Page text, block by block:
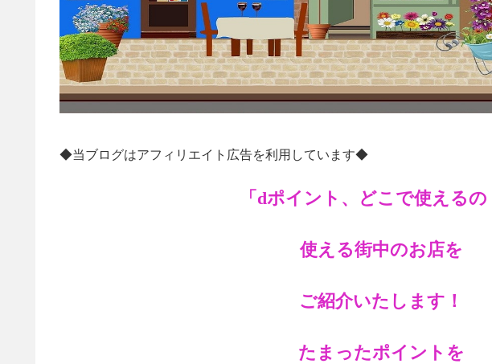
◆当ブログはアフィリエイト広告を利用しています◆
「dポイント、どこで使えるの
使える街中のお店を
ご紹介いたします！
たまったポイントを